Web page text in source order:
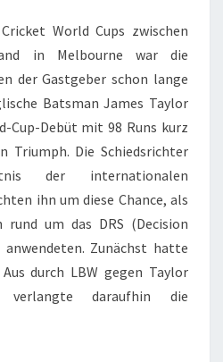
World Cups zwischen
in Melbourne war die
der Gastgeber schon lange
Batsman James Taylor
Cup-Debüt mit 98 Runs kurz
Triumph. Die Schiedsrichter
der internationalen
ihn um diese Chance, als
um das DRS (Decision
anwendeten. Zunächst hatte
durch LBW gegen Taylor
verlangte daraufhin die